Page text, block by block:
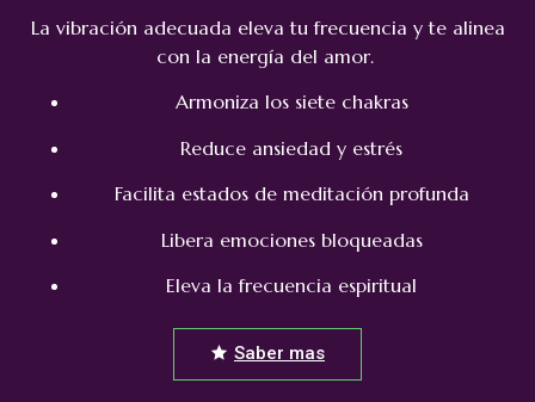
La vibración adecuada eleva tu frecuencia y te alinea
con la energía del amor.
Armoniza los siete chakras
Reduce ansiedad y estrés
Facilita estados de meditación profunda
Libera emociones bloqueadas
Eleva la frecuencia espiritual
Saber mas